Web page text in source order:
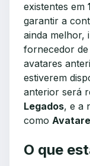
existentes em
garantir a
ainda melhor,
fornecedor de
avatares
estiverem
anterior será
Legados, e a
como
O que